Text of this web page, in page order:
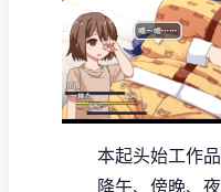
本起头始工作
降午、傍晚、